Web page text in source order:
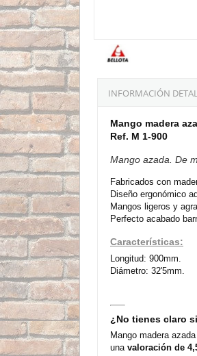
INFORMACIÓN
Mango madera
Ref. M 1-900
Mango azada. De
Fabricados con
Diseño ergonómico
Mangos ligeros y
Perfecto acabado
Características:
Longitud: 900mm.
Diámetro: 32'5mm.
¿No tienes claro
Mango madera
una valoración de